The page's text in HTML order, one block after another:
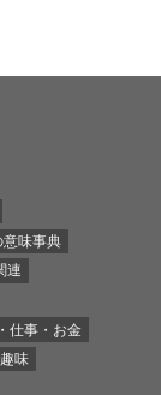
意味事典
連
仕事・お金
趣味